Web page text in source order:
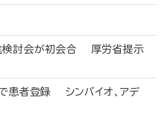
検討会が初会合 厚労省提示
患者登録 シンバイオ、アデ